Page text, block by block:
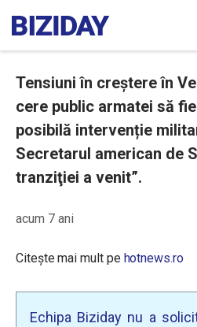
Tensiuni în creștere în
cere public armatei să
posibilă intervenție
Secretarul american de
tranziţiei a venit”.
acum 7 ani
Citește mai mult pe hotnews.ro
Echipa Biziday nu a